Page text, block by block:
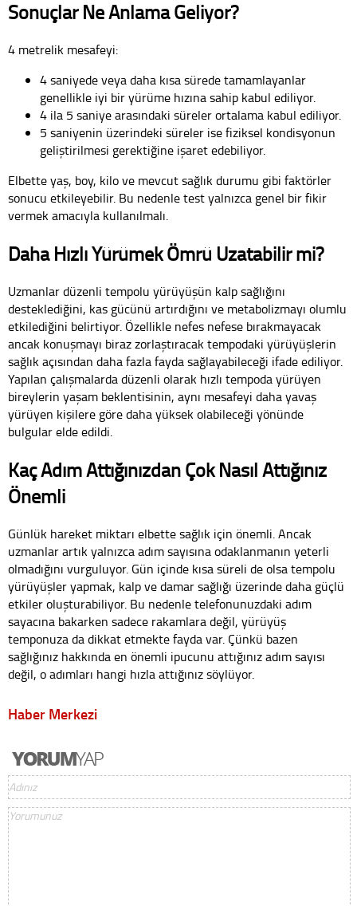
Sonuçlar Ne Anlama Geliyor?
4 metrelik mesafeyi:
4 saniyede veya daha kısa sürede tamamlayanlar
genellikle iyi bir yürüme hızına sahip kabul ediliyor.
4 ila 5 saniye arasındaki süreler ortalama kabul ediliyor.
5 saniyenin üzerindeki süreler ise fiziksel kondisyonun
geliştirilmesi gerektiğine işaret edebiliyor.
Elbette yaş, boy, kilo ve mevcut sağlık durumu gibi faktörler
sonucu etkileyebilir. Bu nedenle test yalnızca genel bir fikir
vermek amacıyla kullanılmalı.
Daha Hızlı Yürümek Ömrü Uzatabilir mi?
Uzmanlar düzenli tempolu yürüyüşün kalp sağlığını
desteklediğini, kas gücünü artırdığını ve metabolizmayı olumlu
etkilediğini belirtiyor. Özellikle nefes nefese bırakmayacak
ancak konuşmayı biraz zorlaştıracak tempodaki yürüyüşlerin
sağlık açısından daha fazla fayda sağlayabileceği ifade ediliyor.
Yapılan çalışmalarda düzenli olarak hızlı tempoda yürüyen
bireylerin yaşam beklentisinin, aynı mesafeyi daha yavaş
yürüyen kişilere göre daha yüksek olabileceği yönünde
bulgular elde edildi.
Kaç Adım Attığınızdan Çok Nasıl Attığınız
Önemli
Günlük hareket miktarı elbette sağlık için önemli. Ancak
uzmanlar artık yalnızca adım sayısına odaklanmanın yeterli
olmadığını vurguluyor. Gün içinde kısa süreli de olsa tempolu
yürüyüşler yapmak, kalp ve damar sağlığı üzerinde daha güçlü
etkiler oluşturabiliyor. Bu nedenle telefonunuzdaki adım
sayacına bakarken sadece rakamlara değil, yürüyüş
temponuza da dikkat etmekte fayda var. Çünkü bazen
sağlığınız hakkında en önemli ipucunu attığınız adım sayısı
değil, o adımları hangi hızla attığınız söylüyor.
Haber Merkezi